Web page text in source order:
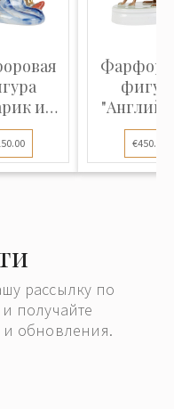
и
€450.00
рассылку по
получайте
и обновления.